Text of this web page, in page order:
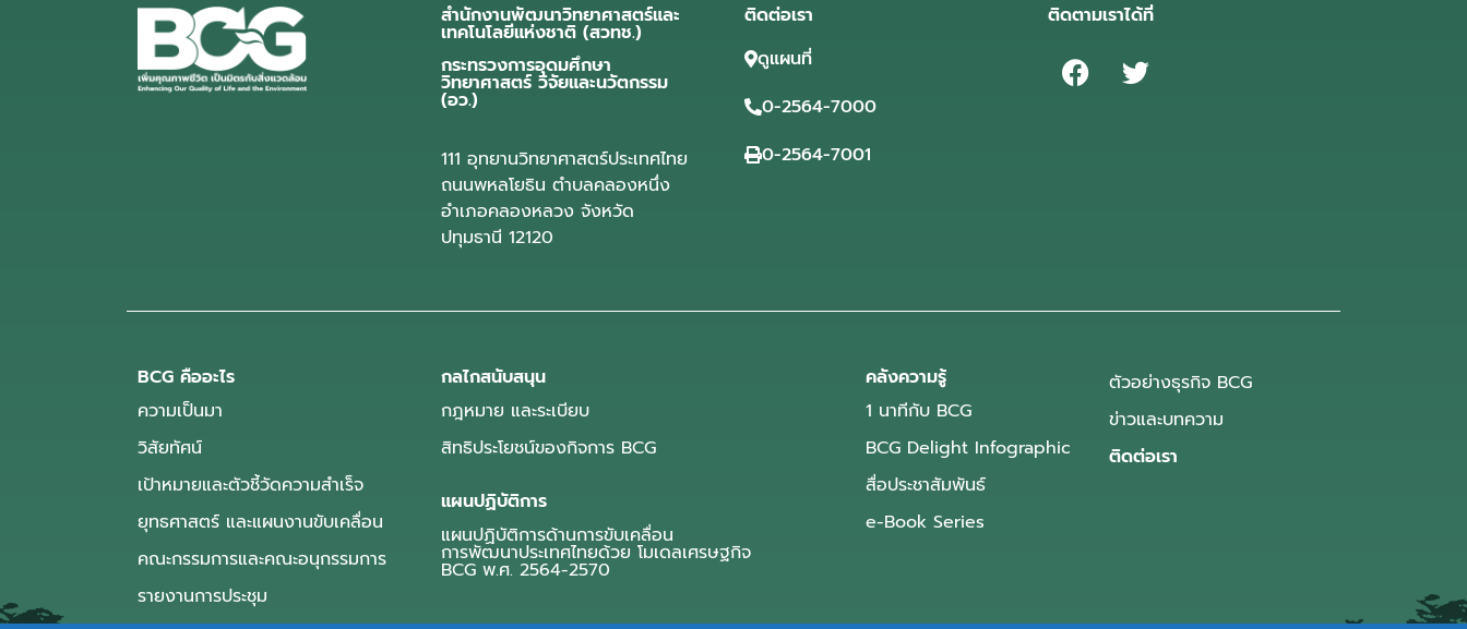
สำนักงานพัฒนาวิทยาศาสตร์และ
เทคโนโลยีแห่งชาติ (สวทช.)
กระทรวงการอุดมศึกษา
วิทยาศาสตร์ วิจัยและนวัตกรรม
(อว.)
111 อุทยานวิทยาศาสตร์ประเทศไทย
ถนนพหลโยธิน ตำบลคลองหนึ่ง
อำเภอคลองหลวง จังหวัด
ปทุมธานี 12120
ติดต่อเรา
ดูแผนที่
0-2564-7000
0-2564-7001
ติดตามเราได้ที่
BCG คืออะไร
ความเป็นมา
วิสัยทัศน์
เป้าหมายและตัวชี้วัดความสำเร็จ
ยุทธศาสตร์ และแผนงานขับเคลื่อน
คณะกรรมการและคณะอนุกรรมการ
รายงานการประชุม
กลไกสนับสนุน
กฎหมาย และระเบียบ
สิทธิประโยชน์ของกิจการ BCG
แผนปฏิบัติการ
แผนปฏิบัติการด้านการขับเคลื่อน
การพัฒนาประเทศไทยด้วย โมเดลเศรษฐกิจ
BCG พ.ศ. 2564-2570
คลังความรู้
1 นาทีกับ BCG
BCG Delight Infographic
สื่อประชาสัมพันธ์
e-Book Series
ตัวอย่างธุรกิจ BCG
ข่าวและบทความ
ติดต่อเรา